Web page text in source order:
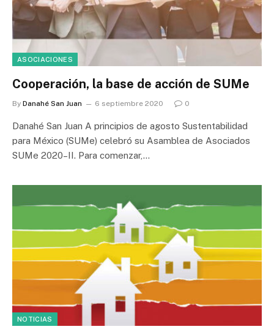
ASOCIACIONES
Cooperación, la base de acción de SUMe
By Danahé San Juan 6 septiembre 2020 0
Danahé San Juan A principios de agosto Sustentabilidad
para México (SUMe) celebró su Asamblea de Asociados
SUMe 2020–II. Para comenzar,…
NOTICIAS